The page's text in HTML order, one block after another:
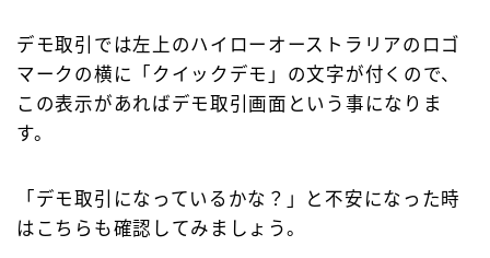
デモ取引では左上のハイローオーストラリアのロゴ
マークの横に「クイックデモ」の文字が付くので、
この表示があればデモ取引画面という事になりま
す。
「デモ取引になっているかな？」と不安になった時
はこちらも確認してみましょう。